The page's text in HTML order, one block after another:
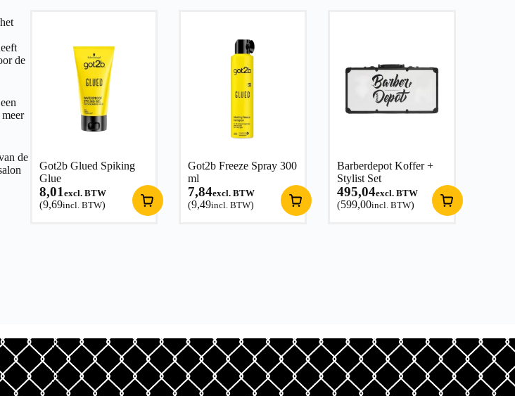
de
de
Got2b Glued Spiking
Glue
8,01 excl. BTW
(9,69incl. BTW)
Got2b Freeze Spray 300
ml
7,84excl. BTW
(9,49incl. BTW)
Barberdepot Koffer +
Stylist Set
495,04excl. BTW
(599,00incl. BTW)